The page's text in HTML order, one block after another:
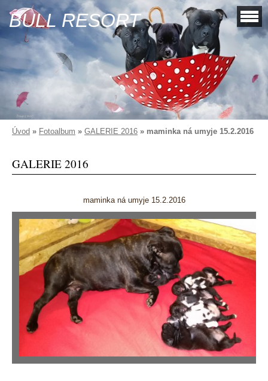
BULL RESORT
Úvod » Fotoalbum » GALERIE 2016 » maminka ná umyje 15.2.2016
GALERIE 2016
maminka ná umyje 15.2.2016